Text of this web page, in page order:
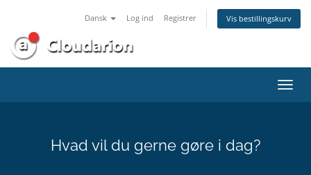
Dansk Log ind Registrer Vis bestillingskurv
Skift
Hvad vil du gerne gøre i dag?